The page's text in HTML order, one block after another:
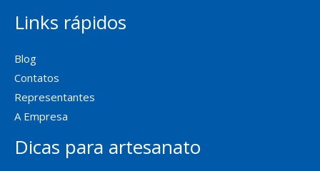
Links rápidos
Blog
Contatos
Representantes
A Empresa
Dicas para artesanato